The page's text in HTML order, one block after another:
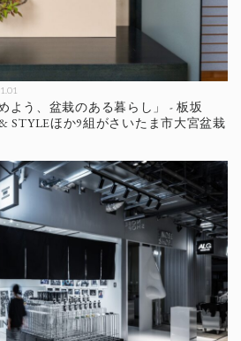
よう、盆栽のある暮らし」 - 板坂
STYLEほか9組がさいたま市大宮盆栽